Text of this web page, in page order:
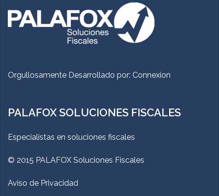
Orgullosamente Desarrollado por: Connexion
PALAFOX SOLUCIONES FISCALES
Especialistas en soluciones fiscales
© 2015 PALAFOX Soluciones Fiscales
Aviso de Privacidad